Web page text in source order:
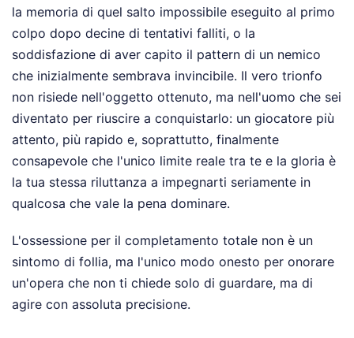
la memoria di quel salto impossibile eseguito al primo
colpo dopo decine di tentativi falliti, o la
soddisfazione di aver capito il pattern di un nemico
che inizialmente sembrava invincibile. Il vero trionfo
non risiede nell'oggetto ottenuto, ma nell'uomo che sei
diventato per riuscire a conquistarlo: un giocatore più
attento, più rapido e, soprattutto, finalmente
consapevole che l'unico limite reale tra te e la gloria è
la tua stessa riluttanza a impegnarti seriamente in
qualcosa che vale la pena dominare.
L'ossessione per il completamento totale non è un
sintomo di follia, ma l'unico modo onesto per onorare
un'opera che non ti chiede solo di guardare, ma di
agire con assoluta precisione.